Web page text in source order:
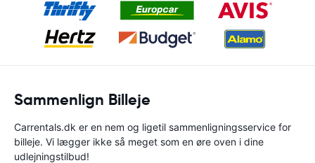
Sammenlign Billeje
Carrentals.dk er en nem og ligetil sammenligningsservice for
billeje. Vi lægger ikke så meget som en øre oven i dine
udlejningstilbud!